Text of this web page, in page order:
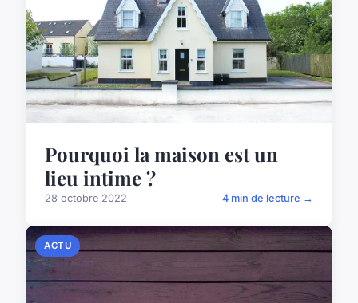
Pourquoi la maison est un
lieu intime ?
28 octobre 2022 4 min de lecture →
ACTU